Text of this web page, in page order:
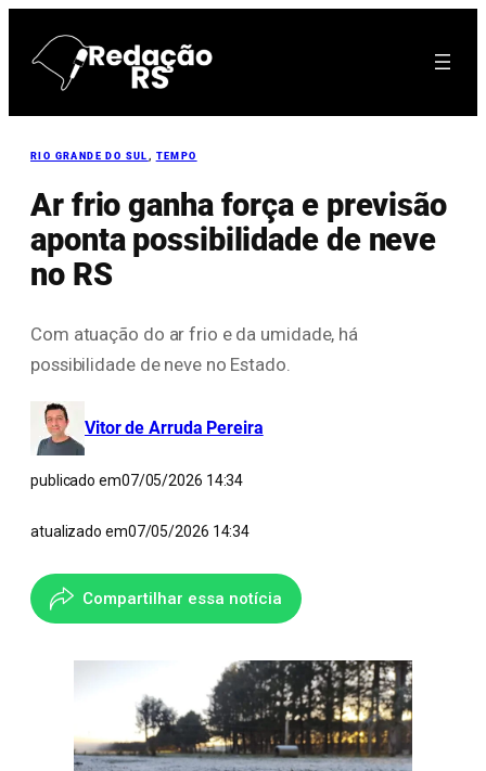
para
RIO GRANDE DO SUL , TEMPO
Ar frio ganha força e previsão
aponta possibilidade de neve
no RS
Com atuação do ar frio e da umidade, há
possibilidade de neve no Estado.
Vitor de Arruda Pereira
publicado em07/05/2026 14:34
atualizado em07/05/2026 14:34
Compartilhar essa notícia